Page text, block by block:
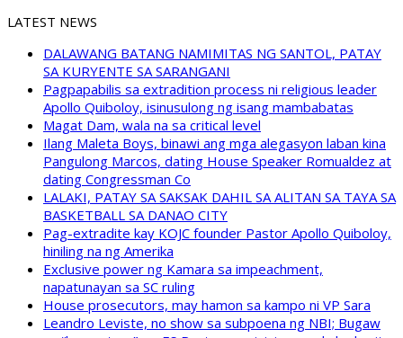
LATEST NEWS
DALAWANG BATANG NAMIMITAS NG SANTOL, PATAY
SA KURYENTE SA SARANGANI
Pagpapabilis sa extradition process ni religious leader
Apollo Quiboloy, isinusulong ng isang mambabatas
Magat Dam, wala na sa critical level
Ilang Maleta Boys, binawi ang mga alegasyon laban kina
Pangulong Marcos, dating House Speaker Romualdez at
dating Congressman Co
LALAKI, PATAY SA SAKSAK DAHIL SA ALITAN SA TAYA SA
BASKETBALL SA DANAO CITY
Pag-extradite kay KOJC founder Pastor Apollo Quiboloy,
hiniling na ng Amerika
Exclusive power ng Kamara sa impeachment,
napatunayan sa SC ruling
House prosecutors, may hamon sa kampo ni VP Sara
Leandro Leviste, no show sa subpoena ng NBI; Bugaw